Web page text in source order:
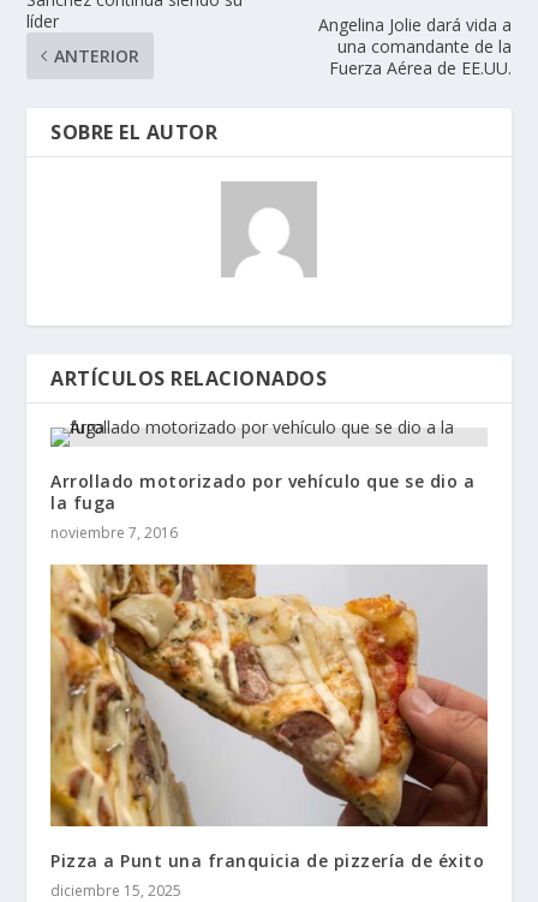
líder
ANTERIOR
Angelina Jolie dará vida a
una comandante de la
Fuerza Aérea de EE.UU.
SOBRE EL AUTOR
ARTÍCULOS RELACIONADOS
Arrollado motorizado por vehículo que se dio a
la fuga
noviembre 7, 2016
Pizza a Punt una franquicia de pizzería de éxito
diciembre 15, 2025